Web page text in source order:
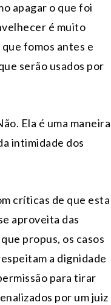
apagar o que foi
é muito
fomos antes e
serão usados por
Ela é uma maneira
intimidade dos
críticas de que esta
aproveita das
propus, os casos
a dignidade
para tirar
por um juiz